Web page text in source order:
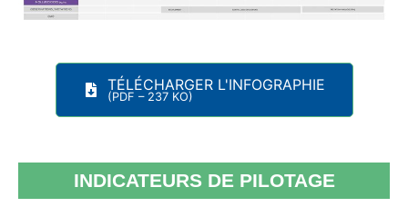
TÉLÉCHARGER L'INFOGRAPHIE
(PDF – 237 KO)
INDICATEURS DE PILOTAGE